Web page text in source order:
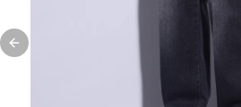
Previous slide